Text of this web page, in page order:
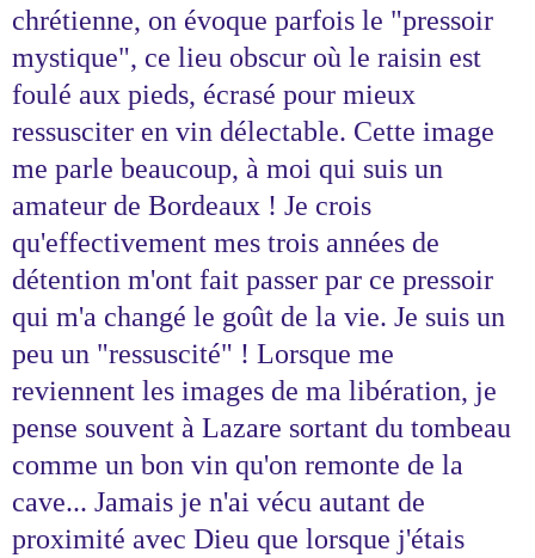
chrétienne, on évoque parfois le "pressoir
mystique", ce lieu obscur où le raisin est
foulé aux pieds, écrasé pour mieux
ressusciter en vin délectable. Cette image
me parle beaucoup, à moi qui suis un
amateur de Bordeaux ! Je crois
qu'effectivement mes trois années de
détention m'ont fait passer par ce pressoir
qui m'a changé le goût de la vie. Je suis un
peu un "ressuscité" ! Lorsque me
reviennent les images de ma libération, je
pense souvent à Lazare sortant du tombeau
comme un bon vin qu'on remonte de la
cave... Jamais je n'ai vécu autant de
proximité avec Dieu que lorsque j'étais